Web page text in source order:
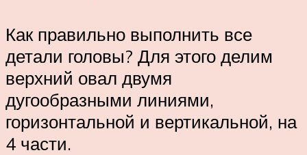
Как правильно выполнить все
детали головы? Для этого делим
верхний овал двумя
дугообразными линиями,
горизонтальной и вертикальной, на
4 части.